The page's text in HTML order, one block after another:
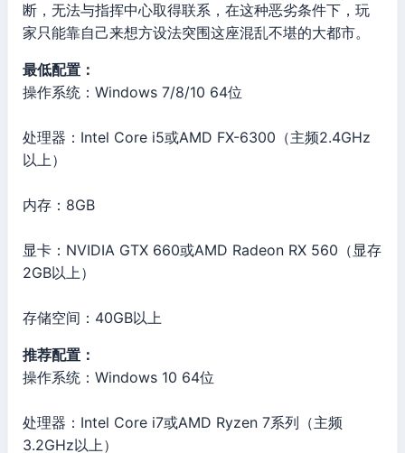
断，无法与指挥中心取得联系，在这种恶劣条件下，玩
家只能靠自己来想方设法突围这座混乱不堪的大都市。
最低配置：
操作系统：Windows 7/8/10 64位
处理器：Intel Core i5或AMD FX-6300（主频2.4GHz
以上）
内存：8GB
显卡：NVIDIA GTX 660或AMD Radeon RX 560（显存
2GB以上）
存储空间：40GB以上
推荐配置：
操作系统：Windows 10 64位
处理器：Intel Core i7或AMD Ryzen 7系列（主频
3.2GHz以上）